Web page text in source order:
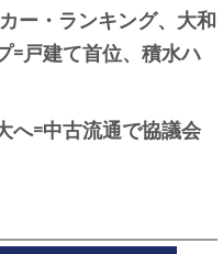
ー・ランキング、大和
=戸建て首位、積水ハ
へ=中古流通で協議会